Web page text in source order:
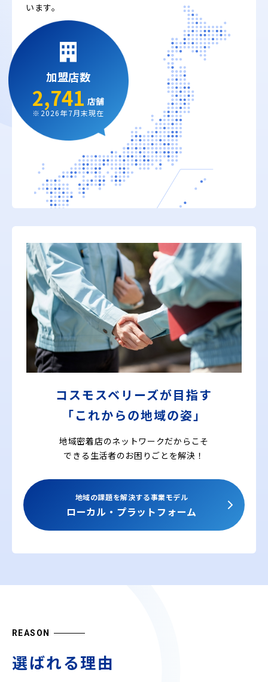
います。
加盟店数
2,741 店舗
※2026年7月末現在
コスモスベリーズが目指す
「これからの地域の姿」
地域密着店のネットワークだからこそ
できる 生活者のお困りごとを解決！
地域の課題を解決する事業モデル
ローカル・プラットフォーム
REASON
選ばれる理由